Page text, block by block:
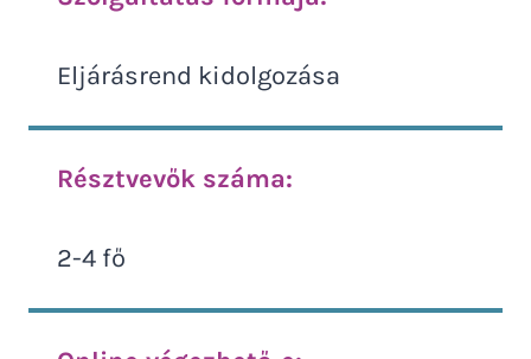
Eljárásrend kidolgozása
Résztvevők száma:
2-4 fő